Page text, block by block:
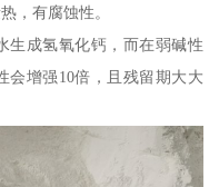
，有腐蚀性。
生成氢氧化钙，而在弱碱性
会增强10倍，且残留期大大